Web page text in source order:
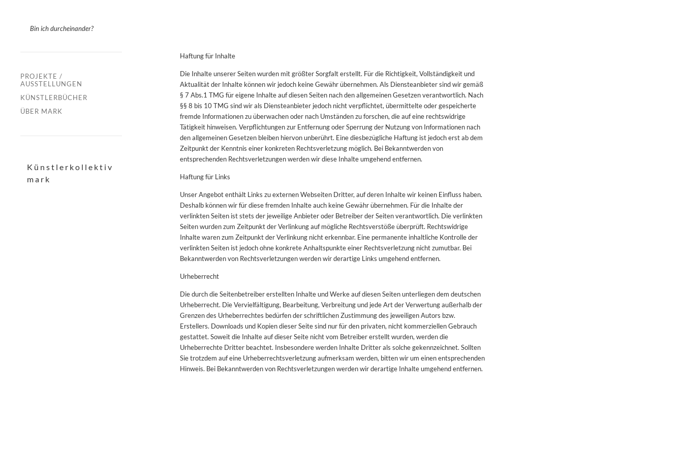
Bin ich durcheinander?
PROJEKTE /
AUSSTELLUNGEN
KÜNSTLERBÜCHER
ÜBER MARK
Künstlerkollektiv
mark
Haftung für Inhalte
Die Inhalte unserer Seiten wurden mit größter Sorgfalt erstellt. Für die Richtigkeit, Vollständigkeit und
Aktualität der Inhalte können wir jedoch keine Gewähr übernehmen. Als Diensteanbieter sind wir gemäß
§ 7 Abs.1 TMG für eigene Inhalte auf diesen Seiten nach den allgemeinen Gesetzen verantwortlich. Nach
§§ 8 bis 10 TMG sind wir als Diensteanbieter jedoch nicht verpflichtet, übermittelte oder gespeicherte
fremde Informationen zu überwachen oder nach Umständen zu forschen, die auf eine rechtswidrige
Tätigkeit hinweisen. Verpflichtungen zur Entfernung oder Sperrung der Nutzung von Informationen nach
den allgemeinen Gesetzen bleiben hiervon unberührt. Eine diesbezügliche Haftung ist jedoch erst ab dem
Zeitpunkt der Kenntnis einer konkreten Rechtsverletzung möglich. Bei Bekanntwerden von
entsprechenden Rechtsverletzungen werden wir diese Inhalte umgehend entfernen.
Haftung für Links
Unser Angebot enthält Links zu externen Webseiten Dritter, auf deren Inhalte wir keinen Einfluss haben.
Deshalb können wir für diese fremden Inhalte auch keine Gewähr übernehmen. Für die Inhalte der
verlinkten Seiten ist stets der jeweilige Anbieter oder Betreiber der Seiten verantwortlich. Die verlinkten
Seiten wurden zum Zeitpunkt der Verlinkung auf mögliche Rechtsverstöße überprüft. Rechtswidrige
Inhalte waren zum Zeitpunkt der Verlinkung nicht erkennbar. Eine permanente inhaltliche Kontrolle der
verlinkten Seiten ist jedoch ohne konkrete Anhaltspunkte einer Rechtsverletzung nicht zumutbar. Bei
Bekanntwerden von Rechtsverletzungen werden wir derartige Links umgehend entfernen.
Urheberrecht
Die durch die Seitenbetreiber erstellten Inhalte und Werke auf diesen Seiten unterliegen dem deutschen
Urheberrecht. Die Vervielfältigung, Bearbeitung, Verbreitung und jede Art der Verwertung außerhalb der
Grenzen des Urheberrechtes bedürfen der schriftlichen Zustimmung des jeweiligen Autors bzw.
Erstellers. Downloads und Kopien dieser Seite sind nur für den privaten, nicht kommerziellen Gebrauch
gestattet. Soweit die Inhalte auf dieser Seite nicht vom Betreiber erstellt wurden, werden die
Urheberrechte Dritter beachtet. Insbesondere werden Inhalte Dritter als solche gekennzeichnet. Sollten
Sie trotzdem auf eine Urheberrechtsverletzung aufmerksam werden, bitten wir um einen entsprechenden
Hinweis. Bei Bekanntwerden von Rechtsverletzungen werden wir derartige Inhalte umgehend entfernen.